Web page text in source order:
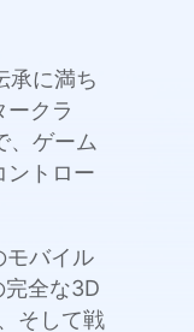
承に満ち
クラ
、ゲーム
ントロー
モバイル
完全な3D
そして戦